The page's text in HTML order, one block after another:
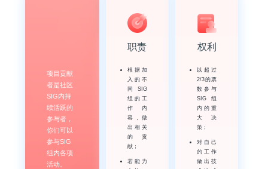
项目贡献
者是社区
SIG内持
续活跃的
参与者，
你们可以
参与SIG
组内各项
活动。
职责
根据加
入的不
同SIG
组的工
作内
容，做
出相关
的贡
献；
若能力
权利
以超过
2/3的票
数参与
SIG组
内的重
大决
策；
对自己
的工作
做出技